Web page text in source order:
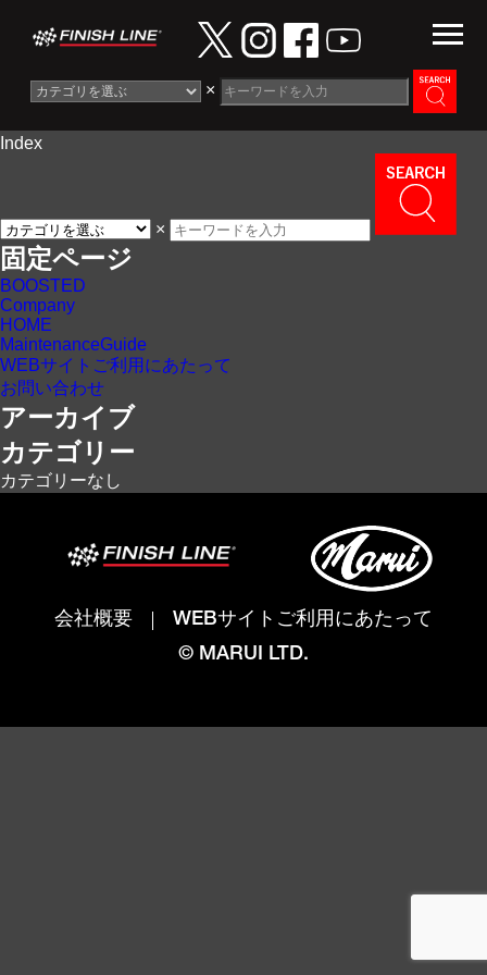
×
Information
Maintenance Guide
Contact
Index
×
固定ページ
BOOSTED
Company
HOME
MaintenanceGuide
WEBサイトご利用にあたって
お問い合わせ
アーカイブ
カテゴリー
カテゴリーなし
会社概要
WEBサイトご利用にあたって
© MARUI LTD.